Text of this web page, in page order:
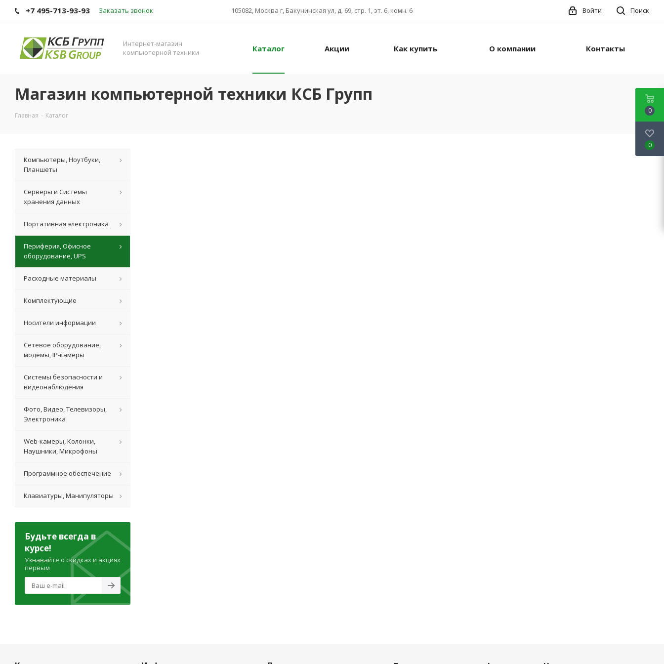
+7 495-713-93-93 Заказать звонок 105082, Москва г, Бакунинская ул, д. 69, стр. 1, эт. 6, комн. 6 Поиск
Войти
Интернет-магазин
компьютерной техники
Каталог Акции Как купить О компании Контакты
Магазин компьютерной техники КСБ Групп
Главная - Каталог
Компьютеры, Ноутбуки,
Планшеты
Серверы и Системы
хранения данных
Портативная электроника
Периферия, Офисное
оборудование, UPS
Расходные материалы
Комплектующие
Носители информации
Сетевое оборудование,
модемы, IP-камеры
Системы безопасности и
видеонаблюдения
Фото, Видео, Телевизоры,
Электроника
Web-камеры, Колонки,
Наушники, Микрофоны
Программное обеспечение
Клавиатуры, Манипуляторы
Будьте всегда в
курсе!
Узнавайте о скидках и акциях
первым
0
0